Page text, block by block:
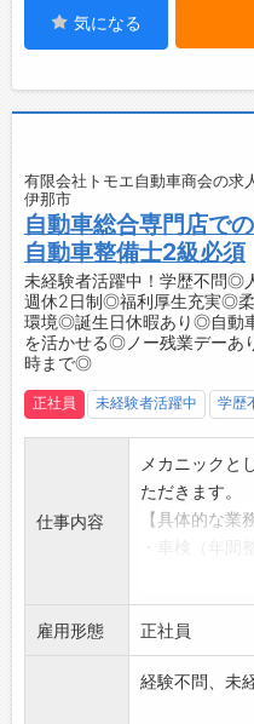
・17：00 帰
・18：00 退
【やりがい】
・利用者様の
【こんな方に
◇介護業界で
◆人の役に立
◇人とのつな
◆人の笑顔を
◇「ありがと
い方
◆丁寧なコミ
気になる
有限会社トモエ自動車商会の求
伊那市
自動車総合専門店で
自動車整備士2級必須
未経験者活躍中！学歴不問◎
週休2日制◎福利厚生充実◎柔
環境◎誕生日休暇あり◎自動
を活かせる◎ノー残業デーあ
時まで◎
正社員 未経験者活躍中 学歴
仕事内容
メカニックと
ただきます。
【具体的な業
・一般整備
・板金塗装（
・ロードサー
【おすすめポ
雇用形態 正社員
経験不問、未